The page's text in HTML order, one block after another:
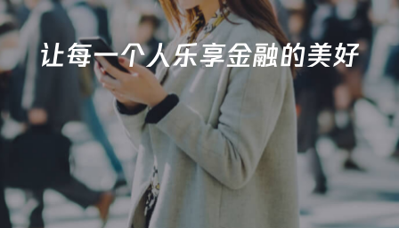
让每一个人乐享金融的美好